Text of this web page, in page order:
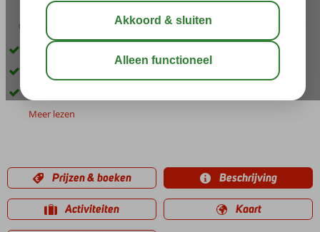
03:45 aug 33°C
Fijn, kleinschalig hotel
Heerlijk wellness center
Meer lezen
Prijzen & boeken Beschrijving
Activiteiten Kaart